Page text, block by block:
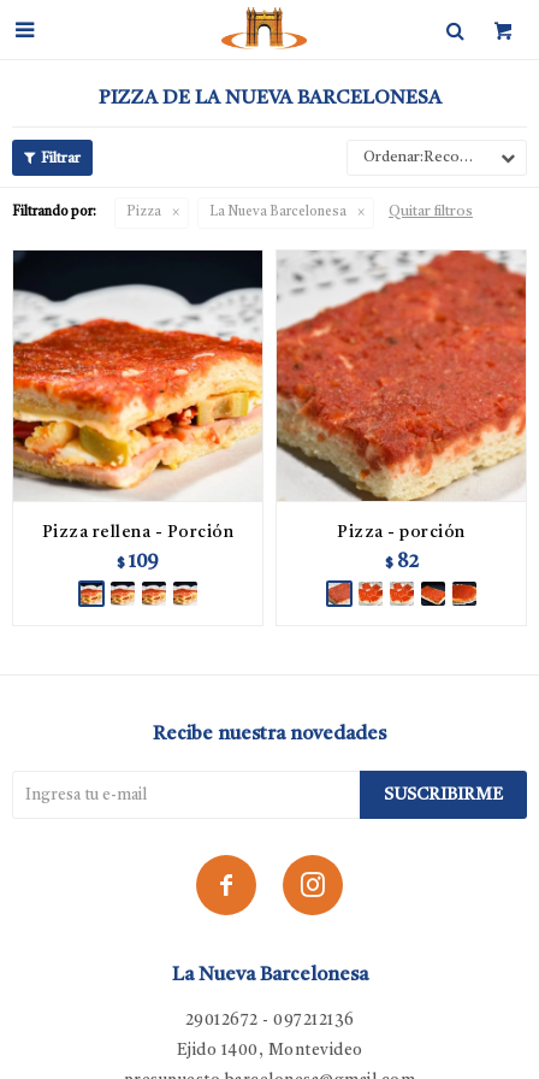

PIZZA DE LA NUEVA BARCELONESA
Recomendados
Filtrando por: Pizza La Nueva Barcelonesa Quitar filtros
Pizza rellena - Porción
$ 109
Pizza - porción
$ 82
La Nueva Barcelonesa
29012672 - 097212136
Ejido 1400, Montevideo
Recibe nuestra novedades
SUSCRIBIRME
 